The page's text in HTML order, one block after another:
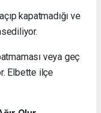
kapatmadığı ve
veya geç
Elbette ilçe